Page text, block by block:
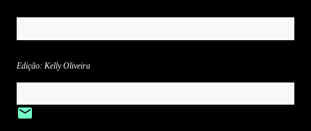
Edição: Kelly Oliveira